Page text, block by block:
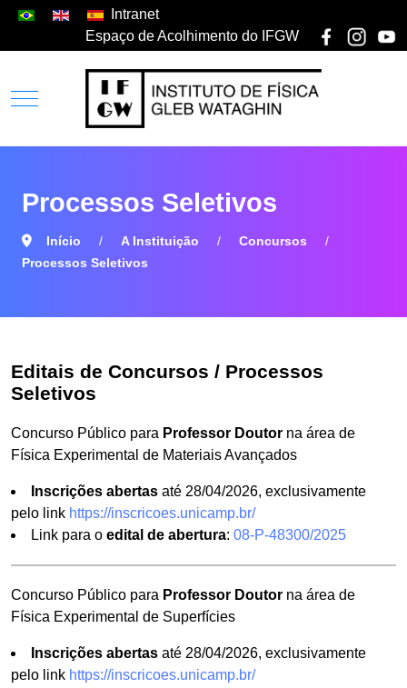
Intranet
Espaço de Acolhimento do IFGW
Processos Seletivos
Início A Instituição
Concursos
Processos Seletivos
Editais de Concursos / Processos
Seletivos
Concurso Público para Professor Doutor na área de
Física Experimental de Materiais Avançados
Inscrições abertas até 28/04/2026, exclusivamente
pelo link https://inscricoes.unicamp.br/
Link para o edital de abertura: 08-P-48300/2025
Concurso Público para Professor Doutor na área de
Física Experimental de Superfícies
Inscrições abertas até 28/04/2026, exclusivamente
pelo link https://inscricoes.unicamp.br/